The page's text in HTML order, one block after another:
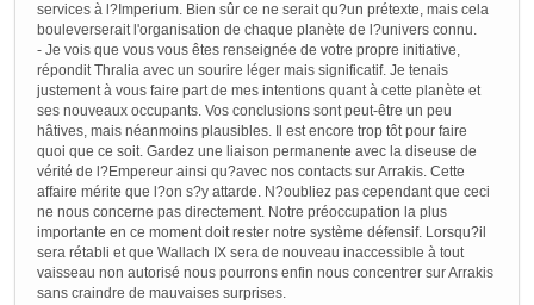
services à l?Imperium. Bien sûr ce ne serait qu?un prétexte, mais cela
bouleverserait l'organisation de chaque planète de l?univers connu.
- Je vois que vous vous êtes renseignée de votre propre initiative,
répondit Thralia avec un sourire léger mais significatif. Je tenais
justement à vous faire part de mes intentions quant à cette planète et
ses nouveaux occupants. Vos conclusions sont peut-être un peu
hâtives, mais néanmoins plausibles. Il est encore trop tôt pour faire
quoi que ce soit. Gardez une liaison permanente avec la diseuse de
vérité de l?Empereur ainsi qu?avec nos contacts sur Arrakis. Cette
affaire mérite que l?on s?y attarde. N?oubliez pas cependant que ceci
ne nous concerne pas directement. Notre préoccupation la plus
importante en ce moment doit rester notre système défensif. Lorsqu?il
sera rétabli et que Wallach IX sera de nouveau inaccessible à tout
vaisseau non autorisé nous pourrons enfin nous concentrer sur Arrakis
sans craindre de mauvaises surprises.